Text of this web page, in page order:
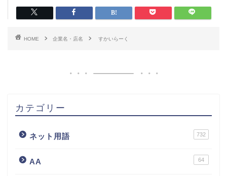
HOME 企業名・店名 すかいらーく
カテゴリー
ネット用語 732
AA 64